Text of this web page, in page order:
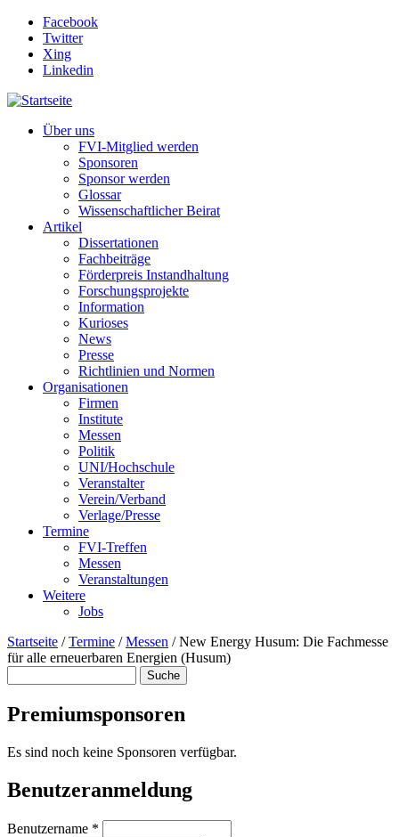
Direkt zum Inhalt
Facebook
Twitter
Xing
Linkedin
Über uns
FVI-Mitglied werden
Sponsoren
Sponsor werden
Glossar
Wissenschaftlicher Beirat
Artikel
Dissertationen
Fachbeiträge
Förderpreis Instandhaltung
Forschungsprojekte
Information
Kurioses
News
Presse
Richtlinien und Normen
Organisationen
Firmen
Institute
Messen
Politik
UNI/Hochschule
Veranstalter
Verein/Verband
Verlage/Presse
Termine
FVI-Treffen
Messen
Veranstaltungen
Weitere
Jobs
Startseite /Termine /Messen /New Energy Husum: Die Fachmesse
für alle erneuerbaren Energien (Husum)
Premiumsponsoren
Es sind noch keine Sponsoren verfügbar.
Benutzeranmeldung
Benutzername *